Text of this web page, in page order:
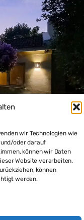
wir Technologien wie
oder darauf
können wir Daten
Website verarbeiten.
können
werden.
Haus